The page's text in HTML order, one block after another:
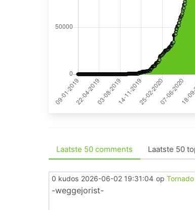
Laatste 50 comments Laatste 50
0 kudos 2026-06-02 19:31:04 op
-weggejorist-